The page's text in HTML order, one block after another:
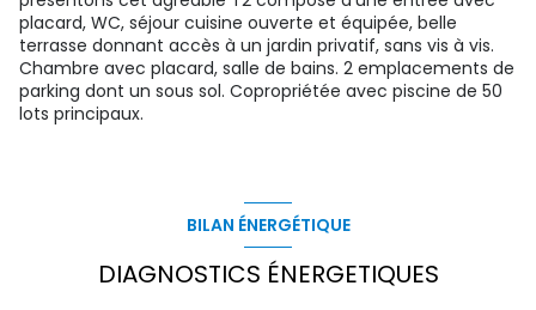
placard, WC, séjour cuisine ouverte et équipée, belle
terrasse donnant accès à un jardin privatif, sans vis à vis.
Chambre avec placard, salle de bains. 2 emplacements de
parking dont un sous sol. Copropriétée avec piscine de 50
lots principaux.
BILAN ÉNERGÉTIQUE
DIAGNOSTICS ÉNERGETIQUES